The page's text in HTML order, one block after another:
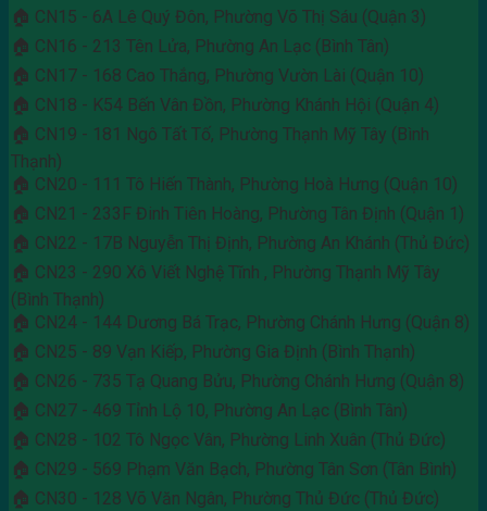
🏠 CN15 - 6A Lê Quý Đôn, Phường Võ Thị Sáu (Quận 3)
🏠 CN16 - 213 Tên Lửa, Phường An Lạc (Bình Tân)
🏠 CN17 - 168 Cao Thắng, Phường Vườn Lài (Quận 10)
🏠 CN18 - K54 Bến Vân Đồn, Phường Khánh Hội (Quận 4)
🏠 CN19 - 181 Ngô Tất Tố, Phường Thạnh Mỹ Tây (Bình
Thạnh)
🏠 CN20 - 111 Tô Hiến Thành, Phường Hoà Hưng (Quận 10)
🏠 CN21 - 233F Đinh Tiên Hoàng, Phường Tân Định (Quận 1)
🏠 CN22 - 17B Nguyễn Thị Định, Phường An Khánh (Thủ Đức)
🏠 CN23 - 290 Xô Viết Nghệ Tĩnh , Phường Thạnh Mỹ Tây
(Bình Thạnh)
🏠 CN24 - 144 Dương Bá Trạc, Phường Chánh Hưng (Quận 8)
🏠 CN25 - 89 Vạn Kiếp, Phường Gia Định (Bình Thạnh)
🏠 CN26 - 735 Tạ Quang Bửu, Phường Chánh Hưng (Quận 8)
🏠 CN27 - 469 Tỉnh Lộ 10, Phường An Lạc (Bình Tân)
🏠 CN28 - 102 Tô Ngọc Vân, Phường Linh Xuân (Thủ Đức)
🏠 CN29 - 569 Phạm Văn Bạch, Phường Tân Sơn (Tân Bình)
🏠 CN30 - 128 Võ Văn Ngân, Phường Thủ Đức (Thủ Đức)